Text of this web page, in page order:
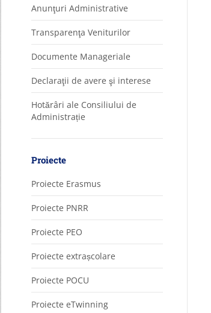
Anunţuri Administrative
Transparenţa Veniturilor
Documente Manageriale
Declaraţii de avere şi interese
Hotărâri ale Consiliului de
Administrație
Proiecte
Proiecte Erasmus
Proiecte PNRR
Proiecte PEO
Proiecte extrașcolare
Proiecte POCU
Proiecte eTwinning